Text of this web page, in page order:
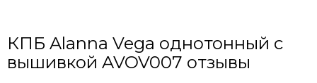
КПБ Alanna Vega однотонный с
вышивкой AVOV007 отзывы